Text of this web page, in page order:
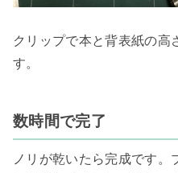
クリップで本と背表紙の高
す。
数時間で完了
ノリが乾いたら完成です